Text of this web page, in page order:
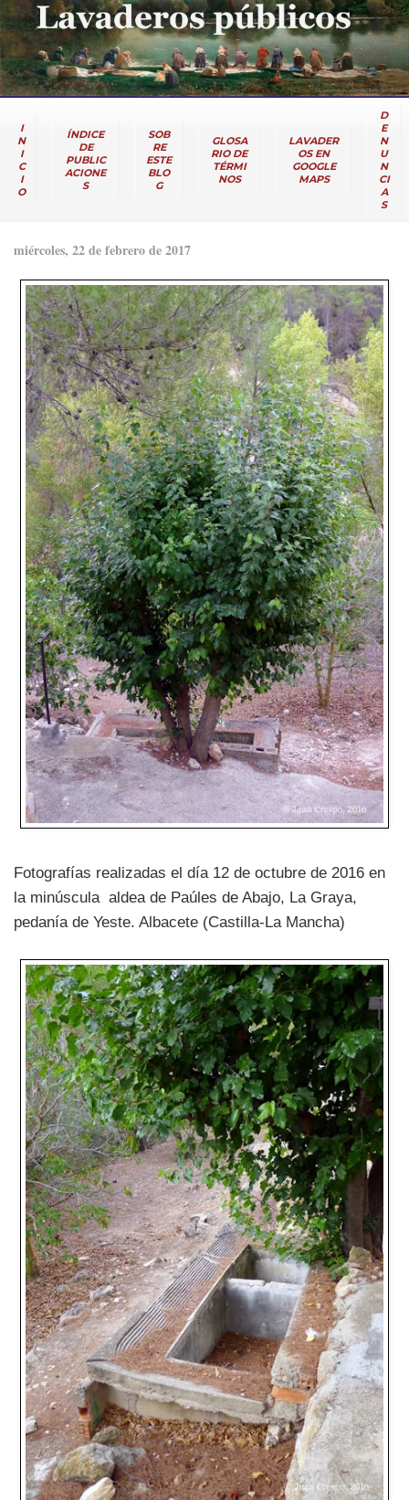
I
N
I
C
I
O
ÍNDICE
DE
PUBLIC
ACIONE
S
SOB
RE
ESTE
BLO
G
GLOSA
RIO DE
TÉRMI
NOS
LAVADER
OS EN
GOOGLE
MAPS
D
E
N
U
N
CI
A
S
miércoles, 22 de febrero de 2017
Fotografías realizadas el día 12 de octubre de 2016 en
la minúscula aldea de Paúles de Abajo, La Graya,
pedanía de Yeste. Albacete (Castilla-La Mancha)